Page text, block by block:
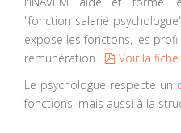
"fonction salarié
expose les fonctons, les
rémunération.
pdf
Voir la fiche
Le psychologue respecte un
fonctions, mais aussi à la